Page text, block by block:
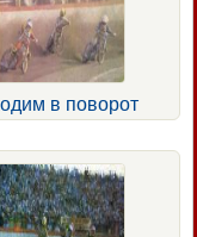
в поворот